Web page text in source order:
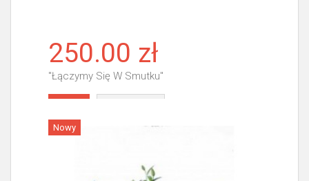
250.00 zł
"Łączymy Się W Smutku"
Nowy